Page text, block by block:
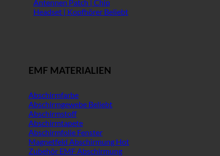
Antennen Patch | Chip
Headset | Kopfhörer
EMF MATERIALIEN
Abschirmfarbe
Abschirmgewebe
Abschirmstoff
Abschirmtapete
Abschirmfolie Fenster
Magnetfeld Abschirmung
Zubehör EMF Abschirmung